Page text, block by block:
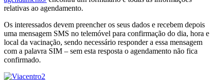
relativas ao agendamento.
Os interessados devem preencher os seus dados e recebem depois
uma mensagem SMS no telemóvel para confirmação do dia, hora e
local da vacinação, sendo necessário responder a essa mensagem
com a palavra SIM – sem esta resposta o agendamento não fica
confirmado.